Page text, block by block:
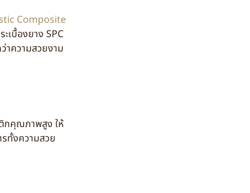
Composite
เบื้องยาง SPC
าความสวยงาม
กคุณภาพสูง ให้
ทั้งความสวย